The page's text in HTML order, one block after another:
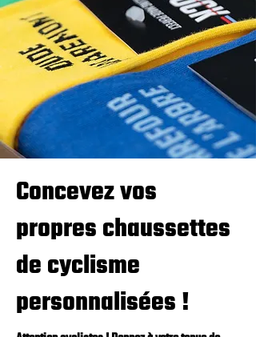
Concevez vos
propres chaussettes
de cyclisme
personnalisées !